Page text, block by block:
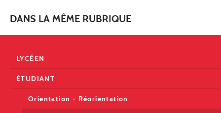
DANS LA MÊME RUBRIQUE
LYCÉEN
ÉTUDIANT
Orientation - Réorientation